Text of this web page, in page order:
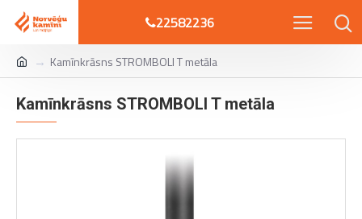
22582236
Kamīnkrāsns STROMBOLI T metāla
Kamīnkrāsns STROMBOLI T metāla